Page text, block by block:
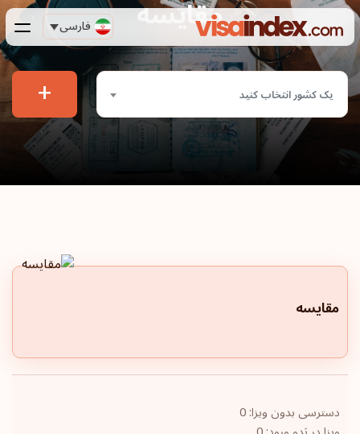
فارسی مقایسه
یک کشور انتخاب کنید +
مقایسه
دسترسی بدون ویزا: 0